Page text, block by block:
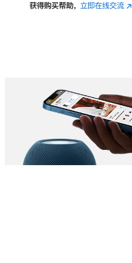
获得购买帮助， 立即在线交流(在
图库 图像 4